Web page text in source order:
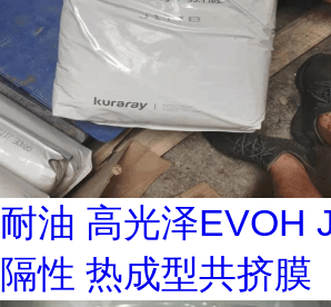
耐油 高光泽EVOH
隔性 热成型共挤膜